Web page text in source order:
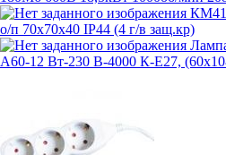
о/п 70x70x40 IP44 (4 г/в защ.кр)
A60-12 Вт-230 В-4000 К-Е27,